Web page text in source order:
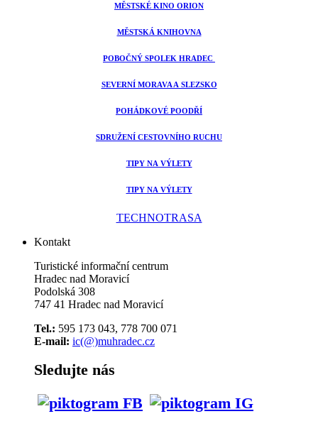
MĚSTSKÉ KINO ORION
MĚSTSKÁ KNIHOVNA
POBOČNÝ SPOLEK HRADEC
SEVERNÍ MORAVA A SLEZSKO
POHÁDKOVÉ POODŘÍ
SDRUŽENÍ CESTOVNÍHO RUCHU
TIPY NA VÝLETY
TIPY NA VÝLETY
TECHNOTRASA
Kontakt
Turistické informační centrum
Hradec nad Moravicí
Podolská 308
747 41 Hradec nad Moravicí
Tel.: 595 173 043, 778 700 071
E-mail: ic(@)muhradec.cz
Sledujte nás